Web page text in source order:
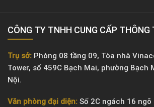
CÔNG TY TNHH CUNG CẤP
Trụ sở: Phòng 08 tầng 09, Tòa nhà
Tower, số 459C Bạch Mai, phường Bạch
Nội.
Văn phòng đại diện: Số 2C ngách 16 ngõ